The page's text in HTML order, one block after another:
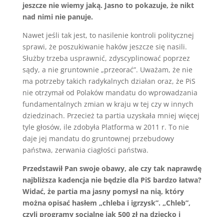
jeszcze nie wiemy jaką. Jasno to pokazuje, że nikt
nad nimi nie panuje.
Nawet jeśli tak jest, to nasilenie kontroli politycznej
sprawi, że poszukiwanie haków jeszcze się nasili.
Służby trzeba usprawnić, zdyscyplinować poprzez
sądy, a nie gruntownie „przeorać”. Uważam, że nie
ma potrzeby takich radykalnych działan oraz, że PiS
nie otrzymał od Polaków mandatu do wprowadzania
fundamentalnych zmian w kraju w tej czy w innych
dziedzinach. Przecież ta partia uzyskała mniej więcej
tyle głosów, ile zdobyła Platforma w 2011 r. To nie
daje jej mandatu do gruntownej przebudowy
państwa, zerwania ciagłości państwa.
Przedstawił Pan swoje obawy, ale czy tak naprawdę
najbliższa kadencja nie będzie dla PiS bardzo łatwa?
Widać, że partia ma jasny pomysł na nią, który
można opisać hasłem „chleba i igrzysk”. „Chleb”,
czyli programy socjalne jak 500 zł na dziecko i